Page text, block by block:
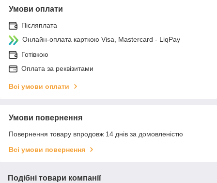
Умови оплати
Післяплата
Онлайн-оплата карткою Visa, Mastercard - LiqPay
Готівкою
Оплата за реквізитами
Всі умови оплати
Умови повернення
Повернення товару впродовж 14 днів за домовленістю
Всі умови повернення
Подібні товари компанії